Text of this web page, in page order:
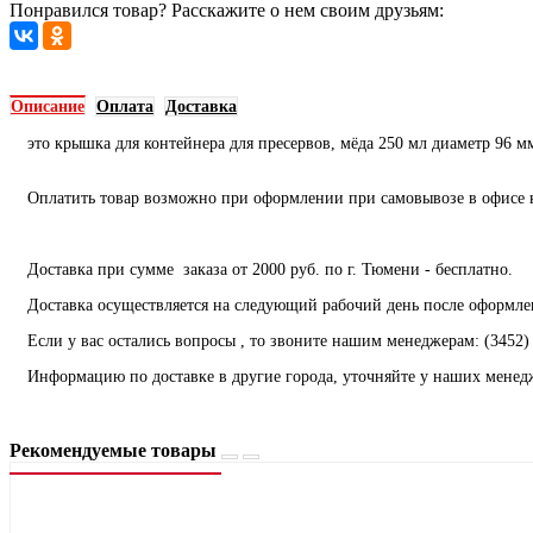
Понравился товар? Расскажите о нем своим друзьям:
Описание Оплата Доставка
это крышка для контейнера для пресервов, мёда 250 мл диаметр 96
Оплатить товар возможно при оформлении при самовывозе в офисе
Доставка при сумме заказа от 2000 руб. по г. Тюмени - бесплатно.
Доставка осуществляется на следующий рабочий день после
Если у вас остались вопросы , то звоните нашим менеджерам:
Информацию по доставке в другие города, уточняйте у наших
Рекомендуемые товары